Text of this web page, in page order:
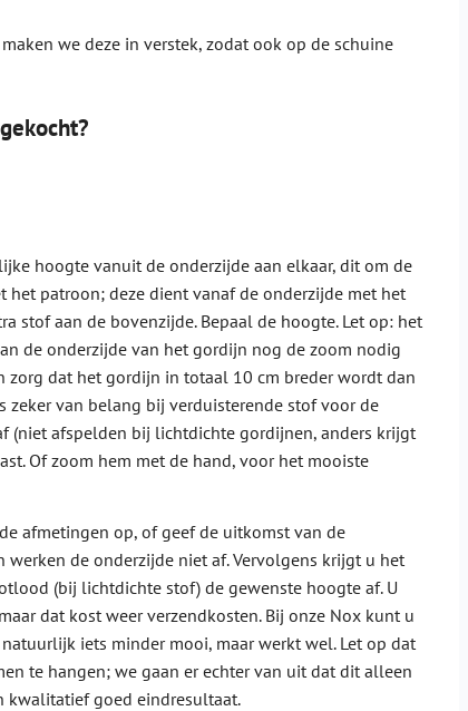
we deze in verstek, zodat ook op de schuine
hoogte vanuit de onderzijde aan elkaar, dit om de
patroon; deze dient vanaf de onderzijde met het
stof aan de bovenzijde. Bepaal de hoogte. Let op: het
de onderzijde van het gordijn nog de zoom nodig
zorg dat het gordijn in totaal 10 cm breder wordt dan
van belang bij verduisterende stof voor de
(niet afspelden bij lichtdichte gordijnen, anders krijgt
Of zoom hem met de hand, voor het mooiste
afmetingen op, of geef de uitkomst van de
de onderzijde niet af. Vervolgens krijgt u het
(bij lichtdichte stof) de gewenste hoogte af. U
dat kost weer verzendkosten. Bij onze Nox kunt u
iets minder mooi, maar werkt wel. Let op dat
te hangen; we gaan er echter van uit dat dit alleen
kwalitatief goed eindresultaat.